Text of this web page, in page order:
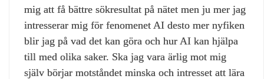
mig att få bättre sökresultat på nätet men ju mer jag
intresserar mig för fenomenet AI desto mer nyfiken
blir jag på vad det kan göra och hur AI kan hjälpa
till med olika saker. Ska jag vara ärlig mot mig
själv börjar motståndet minska och intresset att lära